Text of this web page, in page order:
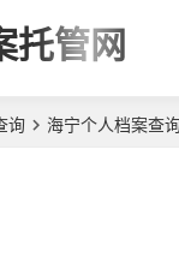
托管网
询 海宁个人档案查